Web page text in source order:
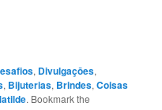
, Divulgaçōes,
, Bijuterias, Brindes,Coisas
. Bookmark the